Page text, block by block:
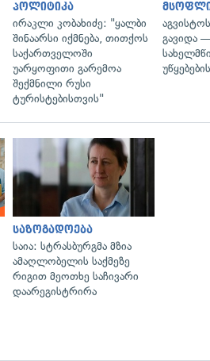
პოლიტიკა
ირაკლი კობახიძე: "ყალბი
შინაარსი იქმნება, თითქოს
საქართველოში
უარყოფითი გარემოა
შექმნილი რუსი
ტურისტებისთვის"
გავიდა
საზოგადოება
საია: სტრასბურგმა მზია
ამაღლობელის საქმეზე
რიგით მეოთხე საჩივარი
დაარეგისტრირა